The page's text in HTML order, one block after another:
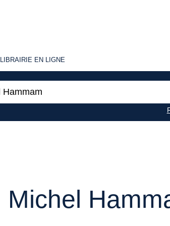
LIBRAIRIE
LIBRAIRIE EN LIGNE
Michel